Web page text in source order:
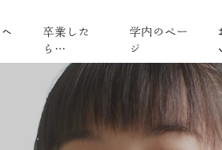
卒業した
ら…
学内のペー
ジ